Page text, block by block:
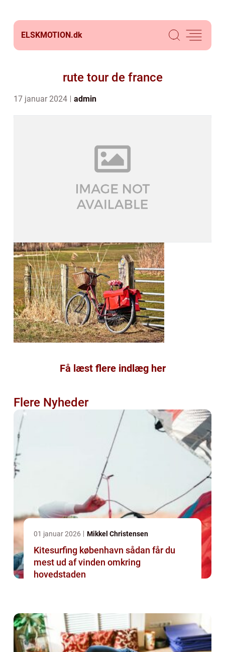
ELSKMOTION.dk
rute tour de france
17 januar 2024 admin
Få læst flere indlæg her
Flere Nyheder
01 januar 2026 Mikkel Christensen
Kitesurfing københavn sådan får du
mest ud af vinden omkring
hovedstaden